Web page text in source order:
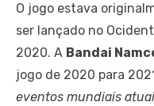
O jogo estava
ser lançado no
2020. A Bandai
jogo de 2020 para 2021
eventos mundiais